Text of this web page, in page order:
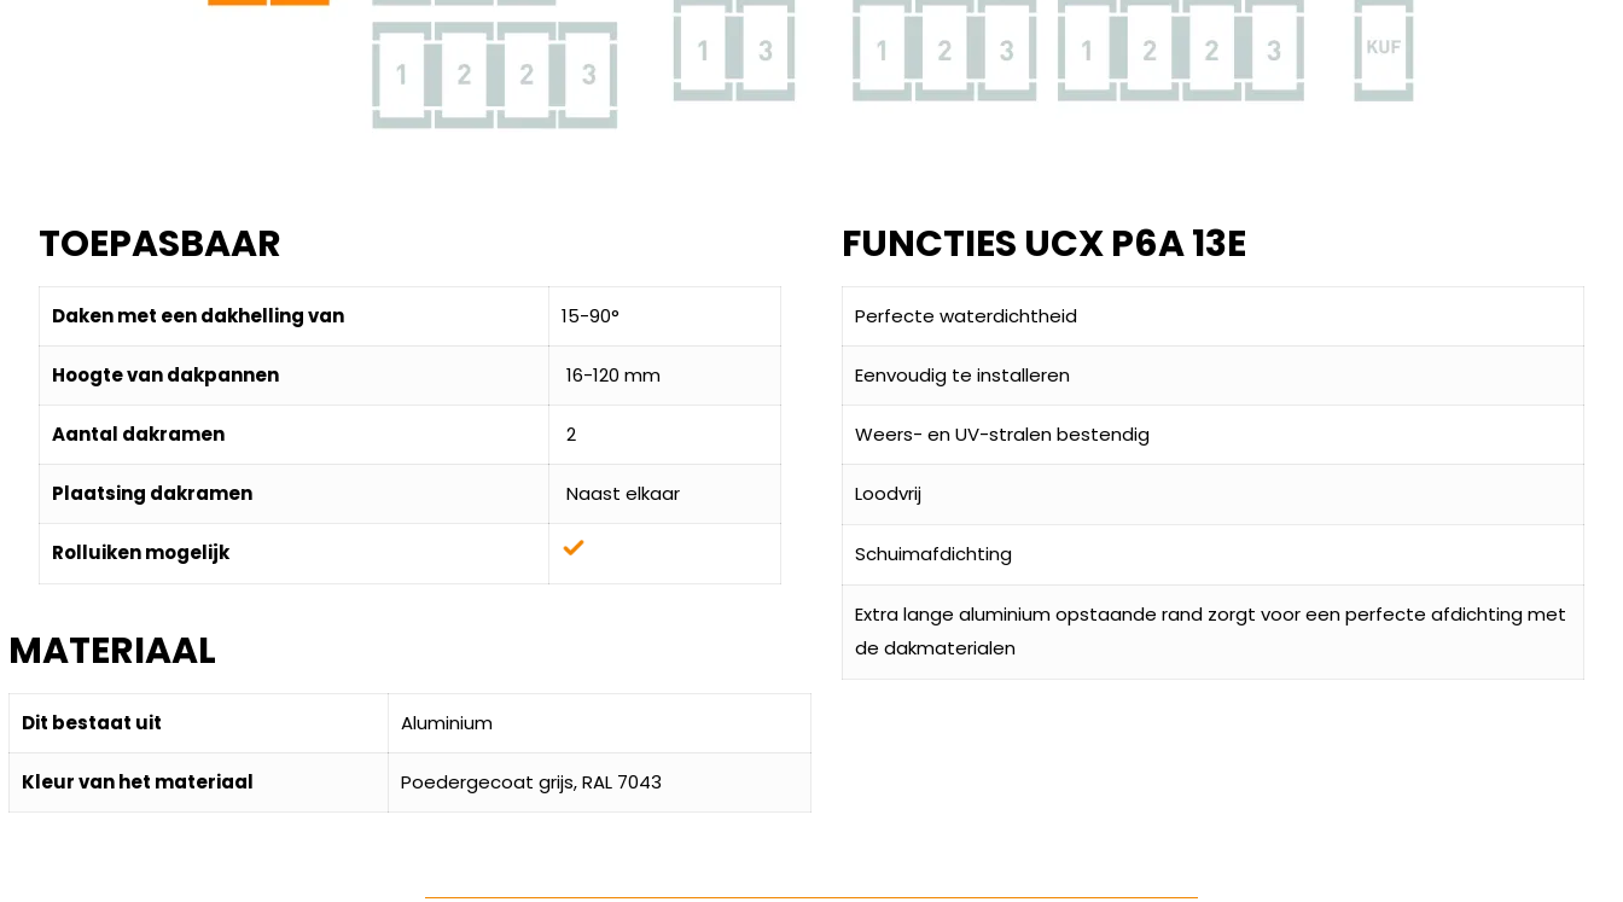
TOEPASBAAR
Daken met een dakhelling van 15-90°
Hoogte van dakpannen 16-120 mm
Aantal dakramen 2
Plaatsing dakramen Naast elkaar
Rolluiken mogelijk
MATERIAAL
Dit bestaat uit Aluminium
Kleur van het materiaal Poedergecoat grijs, RAL 7043
FUNCTIES UCX P6A 13E
Perfecte waterdichtheid
Eenvoudig te installeren
Weers- en UV-stralen bestendig
Loodvrij
Schuimafdichting
Extra lange aluminium opstaande rand zorgt voor een perfecte afdichting met
de dakmaterialen